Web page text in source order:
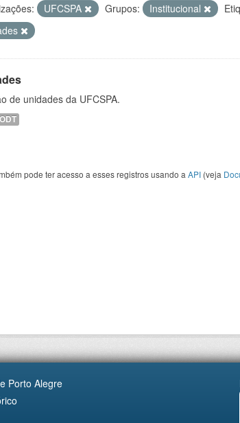
UFCSPA Grupos: Institucional
de unidades da UFCSPA.
ODT
pode ter acesso a esses registros usando a API (veja
Porto Alegre